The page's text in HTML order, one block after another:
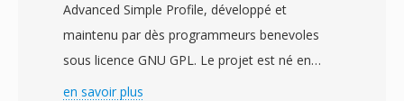
Advanced Simple Profile, développé et
maintenu par dès programmeurs benevoles
sous licence GNU GPL. Le projet est né en
2001 comme un fork du code source OpenDivX
en savoir plus